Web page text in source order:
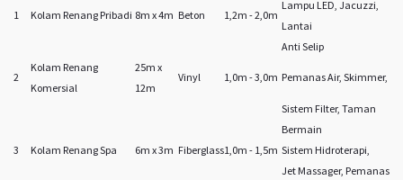
1 Kolam Renang Pribadi 8m x 4m Beton 1,2m - 2,0m
Lampu LED, Jacuzzi,
Lantai
Anti Selip
2
Kolam Renang
Komersial
25m x
12m
Vinyl 1,0m - 3,0m Pemanas Air, Skimmer,
Sistem Filter, Taman
Bermain
3
Kolam Renang Spa 6m x 3m Fiberglass1,0m - 1,5m Sistem Hidroterapi,
Jet Massager, Pemanas